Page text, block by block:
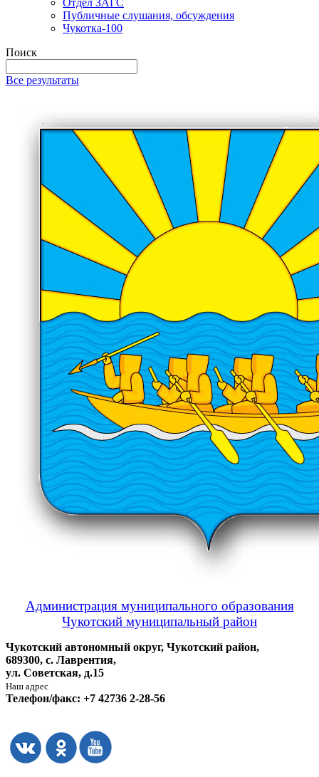
Отдел ЗАГС
Публичные слушания, обсуждения
Чукотка-100
Поиск
Все результаты
Администрация муниципального образования
Чукотский муниципальный район
Чукотский автономный округ, Чукотский район,
689300, с. Лаврентия,
ул. Советская, д.15
Наш адрес
Телефон/факс: +7 42736 2-28-56